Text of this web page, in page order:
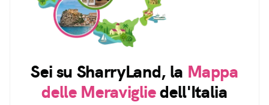
Sei su SharryLand, la Mappa
delle Meravigliedell'Italia